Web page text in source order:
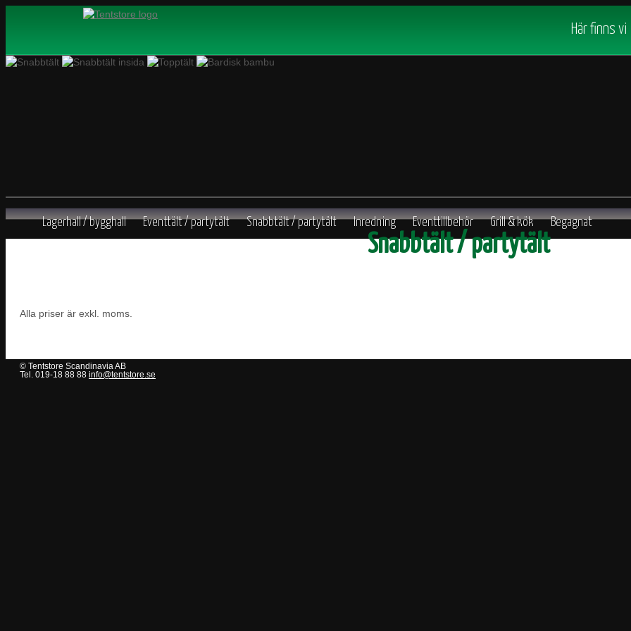
Här finns vi
Lagerhall / bygghall Eventtält / partytält Snabbtält / partytält Inredning Eventtillbehör Grill & kök Begagnat
Snabbtält / partytält
Alla priser är exkl. moms.
© Tentstore Scandinavia AB
Tel. 019-18 88 88 info@tentstore.se